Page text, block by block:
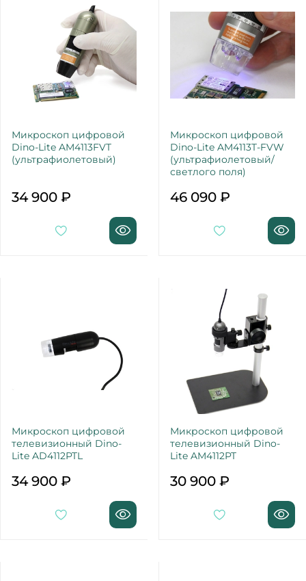
Микроскоп цифровой
Dino-Lite AM4113FVT
(ультрафиолетовый)
34 900 ₽
Микроскоп цифровой
Dino-Lite AM4113T-FVW
(ультрафиолетовый/
светлого поля)
46 090 ₽
Микроскоп цифровой
телевизионный Dino-
Lite AD4112PTL
34 900 ₽
Микроскоп цифровой
телевизионный Dino-
Lite AM4112PT
30 900 ₽